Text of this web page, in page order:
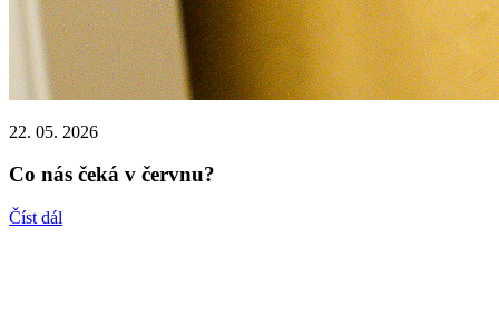
22. 05. 2026
Co nás čeká v červnu?
Číst dál